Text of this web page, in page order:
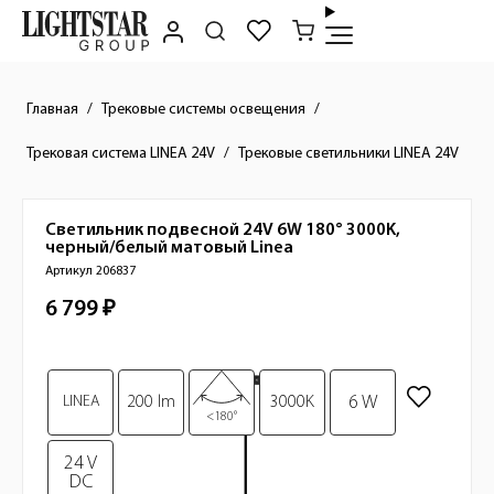
Главная Трековые системы освещения
Трековая система LINEA 24V Трековые светильники LINEA 24V
Краткое описание товара
Изображения товара
LINEA 200 lm
<180°
3000K 6 W
24 V
DC
Светильник подвесной 24V 6W 180° 3000K,
черный/белый матовый Linea
Артикул 206837
Стоимость товара
6 799 ₽